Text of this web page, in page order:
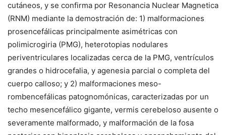
cutáneos, y se confirma por Resonancia Nuclear Magnetica
(RNM) mediante la demostración de: 1) malformaciones
prosencefálicas principalmente asimétricas con
polimicrogiria (PMG), heterotopias nodulares
periventriculares localizadas cerca de la PMG, ventrículos
grandes o hidrocefalia, y agenesia parcial o completa del
cuerpo calloso; y 2) malformaciones meso-
rombencefálicas patognomónicas, caracterizadas por un
techo mesencefálico gigante, vermis cerebeloso ausente o
severamente malformado, y malformación de la fosa